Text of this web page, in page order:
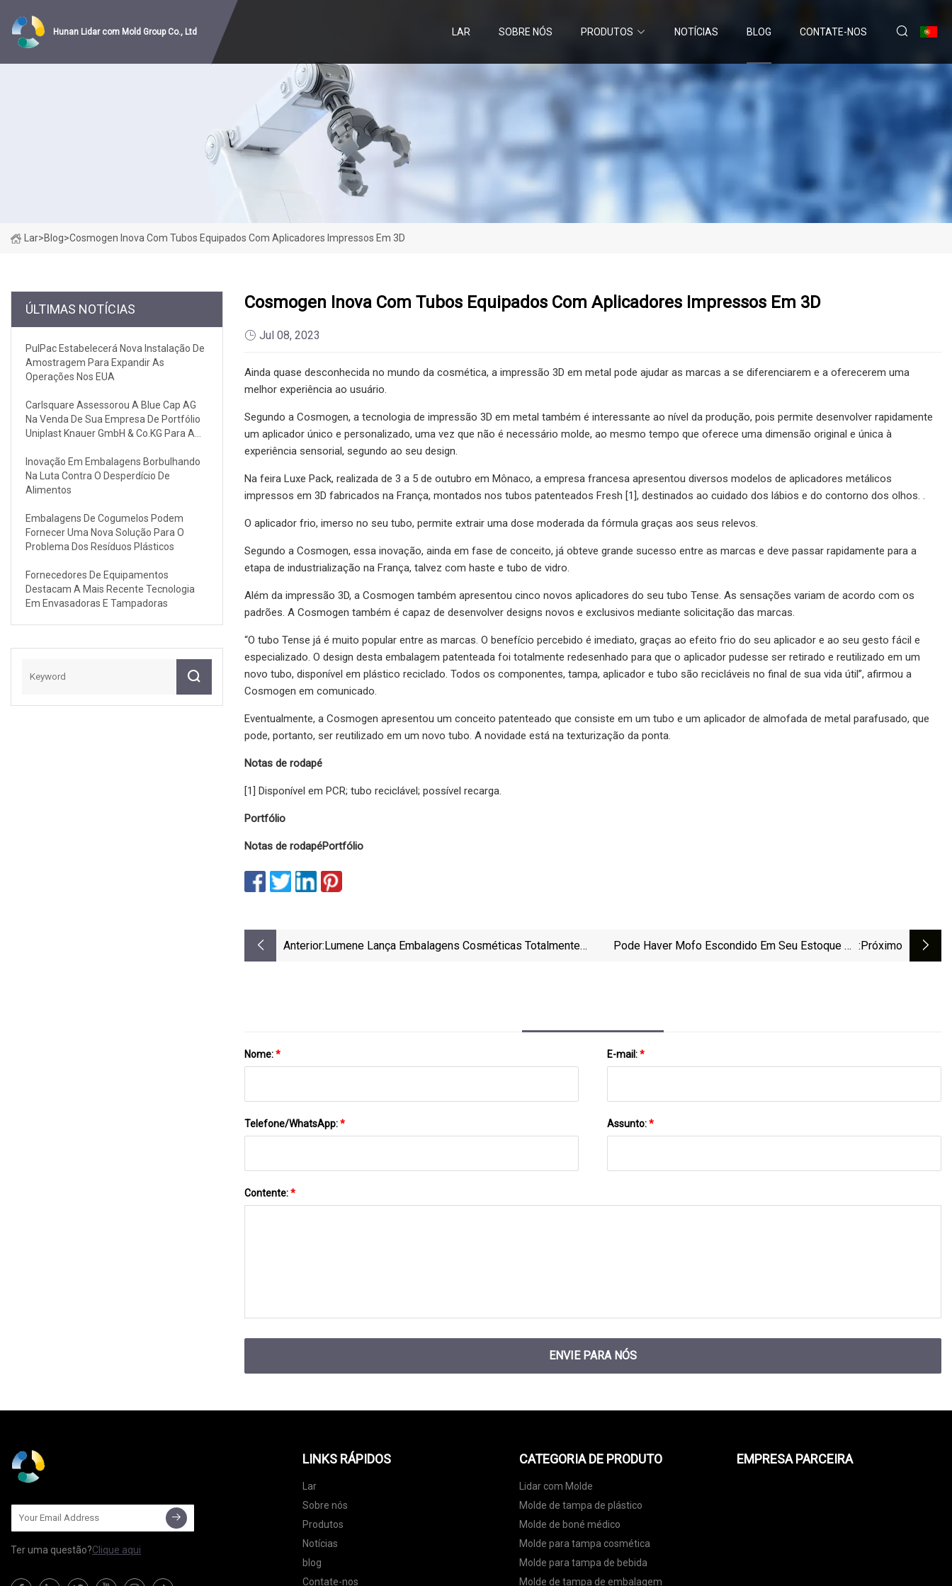
Hunan Lidar com Mold Group Co., Ltd LAR SOBRE NÓS PRODUTOS NOTÍCIAS BLOG CONTATE-NOS
Lar>Blog>Cosmogen Inova Com Tubos Equipados Com Aplicadores Impressos Em 3D
ÚLTIMAS NOTÍCIAS
PulPac Estabelecerá Nova Instalação De
Amostragem Para Expandir As
Operações Nos EUA
Carlsquare Assessorou A Blue Cap AG
Na Venda De Sua Empresa De Portfólio
Uniplast Knauer GmbH & Co.KG Para A
Inovação Em Embalagens Borbulhando
Na Luta Contra O Desperdício De
Alimentos
Embalagens De Cogumelos Podem
Fornecer Uma Nova Solução Para O
Problema Dos Resíduos Plásticos
Fornecedores De Equipamentos
Destacam A Mais Recente Tecnologia
Em Envasadoras E Tampadoras
Cosmogen Inova Com Tubos Equipados Com Aplicadores Impressos Em 3D
Jul 08, 2023
Ainda quase desconhecida no mundo da cosmética, a impressão 3D em metal pode ajudar as marcas a se diferenciarem e a oferecerem uma
melhor experiência ao usuário.
Segundo a Cosmogen, a tecnologia de impressão 3D em metal também é interessante ao nível da produção, pois permite desenvolver rapidamente
um aplicador único e personalizado, uma vez que não é necessário molde, ao mesmo tempo que oferece uma dimensão original e única à
experiência sensorial, segundo ao seu design.
Na feira Luxe Pack, realizada de 3 a 5 de outubro em Mônaco, a empresa francesa apresentou diversos modelos de aplicadores metálicos
impressos em 3D fabricados na França, montados nos tubos patenteados Fresh [1], destinados ao cuidado dos lábios e do contorno dos olhos. .
O aplicador frio, imerso no seu tubo, permite extrair uma dose moderada da fórmula graças aos seus relevos.
Segundo a Cosmogen, essa inovação, ainda em fase de conceito, já obteve grande sucesso entre as marcas e deve passar rapidamente para a
etapa de industrialização na França, talvez com haste e tubo de vidro.
Além da impressão 3D, a Cosmogen também apresentou cinco novos aplicadores do seu tubo Tense. As sensações variam de acordo com os
padrões. A Cosmogen também é capaz de desenvolver designs novos e exclusivos mediante solicitação das marcas.
“O tubo Tense já é muito popular entre as marcas. O benefício percebido é imediato, graças ao efeito frio do seu aplicador e ao seu gesto fácil e
especializado. O design desta embalagem patenteada foi totalmente redesenhado para que o aplicador pudesse ser retirado e reutilizado em um
novo tubo, disponível em plástico reciclado. Todos os componentes, tampa, aplicador e tubo são recicláveis ​​no final de sua vida útil”, afirmou a
Cosmogen em comunicado.
Eventualmente, a Cosmogen apresentou um conceito patenteado que consiste em um tubo e um aplicador de almofada de metal parafusado, que
pode, portanto, ser reutilizado em um novo tubo. A novidade está na texturização da ponta.
Notas de rodapé
[1] Disponível em PCR; tubo reciclável; possível recarga.
Portfólio
Notas de rodapéPortfólio
Anterior:Lumene Lança Embalagens Cosméticas Totalmente
Pode Haver Mofo Escondido Em Seu Estoque De :próximo
Nome:* E-mail:*
Telefone/WhatsApp:* Assunto:*
Contente:*
ENVIE PARA NÓS
Ter uma questão?Clique aqui
LINKS RÁPIDOS
Lar
Sobre nós
Produtos
Notícias
blog
Contate-nos
CATEGORIA DE PRODUTO
Lidar com Molde
Molde de tampa de plástico
Molde de boné médico
Molde para tampa cosmética
Molde para tampa de bebida
Molde de tampa de embalagem
EMPRESA PARCEIRA